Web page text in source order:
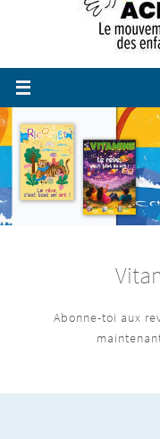
Abonne-toi aux